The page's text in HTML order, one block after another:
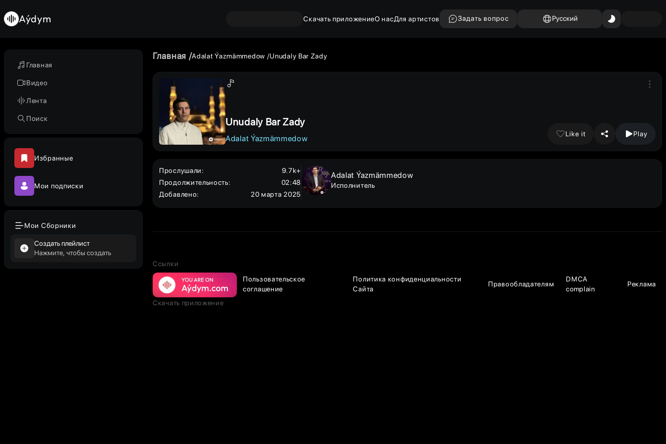
Главная
Видео
Лента
Поиск
Избранные
Мои подписки
Мои Сборники
Создать плейлист
Нажмите, чтобы создать
Aýdym Скачать приложениеО насДля артистов Задать вопрос Русский
Главная Adalat Ýazmämmedow Unudaly Bar Zady
Unudaly Bar Zady
Adalat Ýazmämmedow
Like it Play
Прослушали:
9.7k+
Продолжительность:
02:48
Добавлено: 20 марта 2025
Adalat Ýazmämmedow
Исполнитель
Ссылки
Пользовательское
соглашение
Политика конфиденциальности
Сайта
Правообладателям
DMCA
complain
Реклама
Скачать приложение